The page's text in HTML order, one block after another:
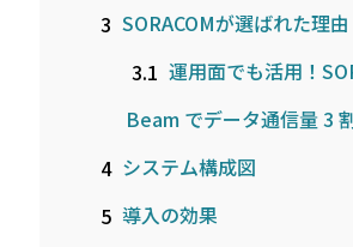
3 SORACOMが選ばれた理由
3.1 運用面でも活用！
Beam でデータ通信量 3
4 システム構成図
5 導入の効果